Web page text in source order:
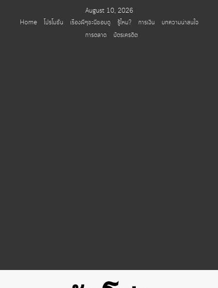
August 10, 2026
Home
โปรโมชั่น เรื่องผีๆชะนีชอบดู รู้ไหม? การเงิน
บทความน่าสนใจ
การตลาด
บัตรเครดิต